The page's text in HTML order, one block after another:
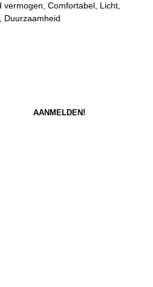
vermogen, Comfortabel, Licht,
Duurzaamheid